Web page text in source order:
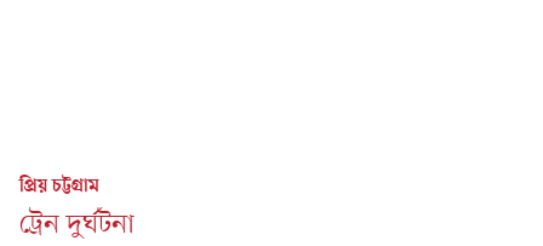
প্রিয় চট্টগ্রাম
ট্রেন দুর্ঘটনা